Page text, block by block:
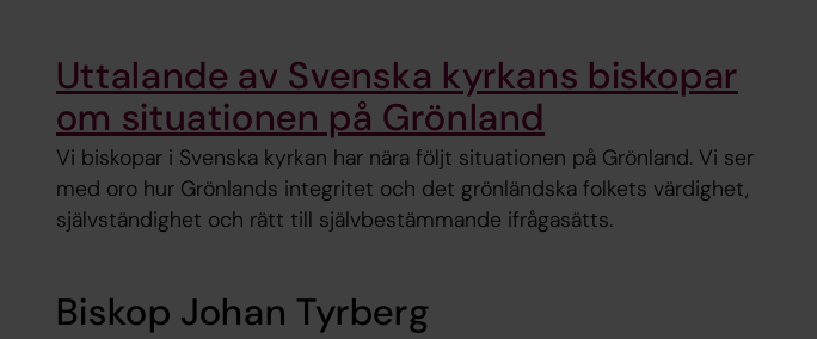
Uttalande av Svenska kyrkans biskopar
om situationen på Grönland
Vi biskopar i Svenska kyrkan har nära följt situationen på Grönland. Vi ser
med oro hur Grönlands integritet och det grönländska folkets värdighet,
självständighet och rätt till självbestämmande ifrågasätts.
Biskop Johan Tyrberg